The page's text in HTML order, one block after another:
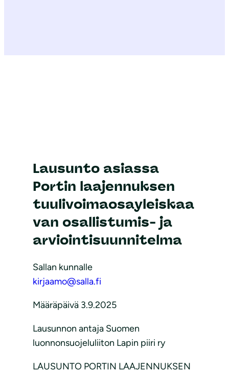
Lausunto asiassa
Portin laajennuksen
tuulivoimaosayleiskaa
van osallistumis- ja
arviointisuunnitelma
Sallan kunnalle
kirjaamo@salla.fi
Määräpäivä 3.9.2025
Lausunnon antaja Suomen
luonnonsuojeluliiton Lapin piiri ry
LAUSUNTO PORTIN LAAJENNUKSEN